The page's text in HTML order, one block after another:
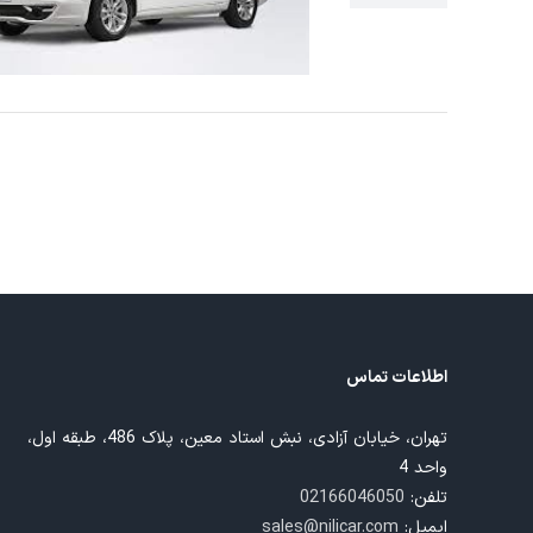
اطلاعات تماس
تهران، خیابان آزادی، نبش استاد معین، پلاک 486، طبقه اول،
واحد 4
تلفن: 02166046050
ایمیل: sales@nilicar.com